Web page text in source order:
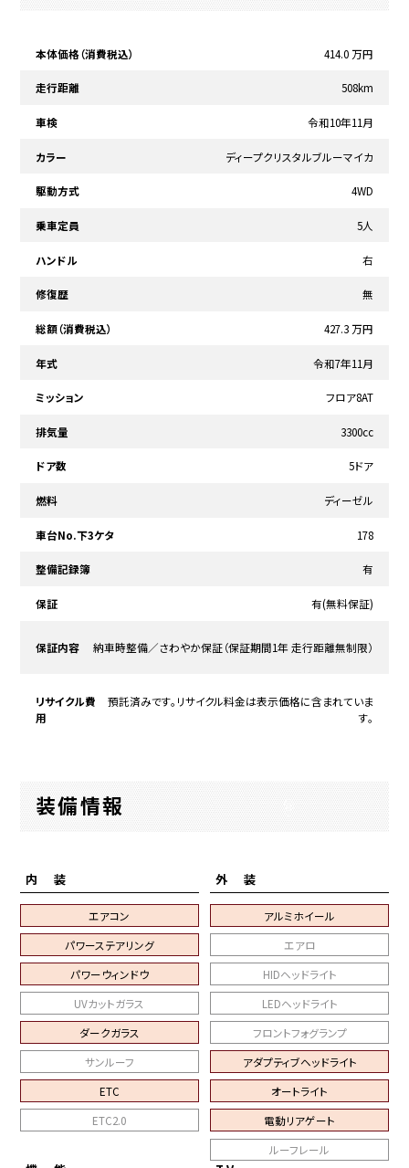
本体価格（消費税込） 414.0 万円
走行距離 508km
車検 令和10年11月
カラー ディープクリスタルブルーマイカ
駆動方式 4WD
乗車定員 5人
ハンドル 右
修復歴 無
総額（消費税込） 427.3 万円
年式 令和7年11月
ミッション フロア8AT
排気量 3300cc
ドア数 5ドア
燃料 ディーゼル
車台No.下3ケタ 178
整備記録簿 有
保証 有(無料保証)
保証内容 納車時整備／さわやか保証（保証期間1年 走行距離無制限）
リサイクル費
用
預託済みです。リサイクル料金は表示価格に含まれていま
す。
装備情報
内 装
エアコン
パワーステアリング
パワーウィンドウ
UVカットガラス
ダークガラス
サンルーフ
ETC
ETC2.0
外 装
アルミホイール
エアロ
HIDヘッドライト
LEDヘッドライト
フロントフォグランプ
アダプティブヘッドライト
オートライト
電動リアゲート
ルーフレール